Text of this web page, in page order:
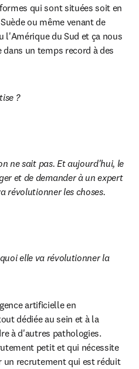
qui sont situées soit en
ou même venant de
l'Amérique du Sud et ça nous
un temps record à des
?
ne sait pas. Et aujourd'hui, le
et de demander à un expert
révolutionner les choses.
elle va révolutionner la
artificielle en
dédiée au sein et à la
à d'autres pathologies.
petit et qui nécessite
recrutement qui est réduit